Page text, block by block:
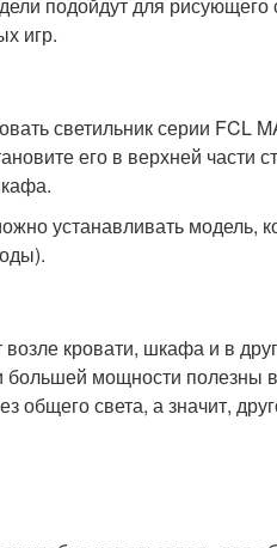
игр.
светильник серии FCL
его в верхней части
устанавливать модель,
кровати, шкафа и в
мощности полезны
общего света, а значит,